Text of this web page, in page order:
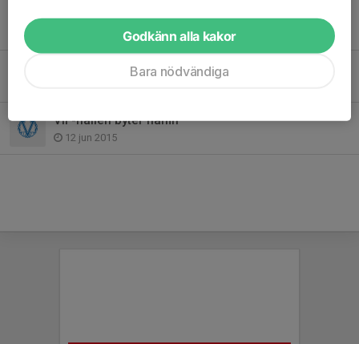
Värmdö IF-familjen har sorg
Sommarfotbollsskolan en succé!
VIF-hallen byter namn
12 jun 2015
Godkänn alla kakor
Bara nödvändiga